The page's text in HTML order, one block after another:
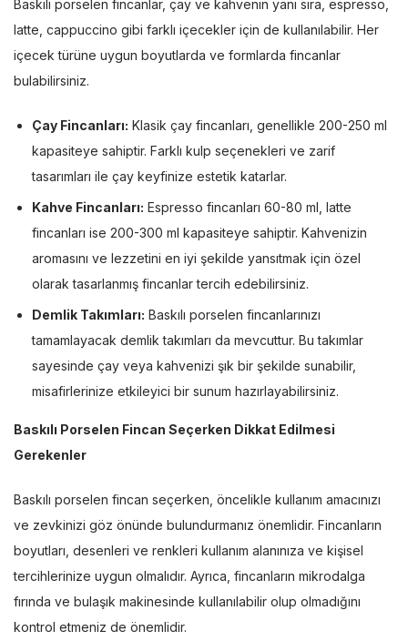
Baskılı porselen fincanlar, çay ve kahvenin yanı sıra, espresso,
latte, cappuccino gibi farklı içecekler için de kullanılabilir. Her
içecek türüne uygun boyutlarda ve formlarda fincanlar
bulabilirsiniz.
Çay Fincanları: Klasik çay fincanları, genellikle 200-250 ml
kapasiteye sahiptir. Farklı kulp seçenekleri ve zarif
tasarımları ile çay keyfinize estetik katarlar.
Kahve Fincanları: Espresso fincanları 60-80 ml, latte
fincanları ise 200-300 ml kapasiteye sahiptir. Kahvenizin
aromasını ve lezzetini en iyi şekilde yansıtmak için özel
olarak tasarlanmış fincanlar tercih edebilirsiniz.
Demlik Takımları: Baskılı porselen fincanlarınızı
tamamlayacak demlik takımları da mevcuttur. Bu takımlar
sayesinde çay veya kahvenizi şık bir şekilde sunabilir,
misafirlerinize etkileyici bir sunum hazırlayabilirsiniz.
Baskılı Porselen Fincan Seçerken Dikkat Edilmesi
Gerekenler
Baskılı porselen fincan seçerken, öncelikle kullanım amacınızı
ve zevkinizi göz önünde bulundurmanız önemlidir. Fincanların
boyutları, desenleri ve renkleri kullanım alanınıza ve kişisel
tercihlerinize uygun olmalıdır. Ayrıca, fincanların mikrodalga
fırında ve bulaşık makinesinde kullanılabilir olup olmadığını
kontrol etmeniz de önemlidir.